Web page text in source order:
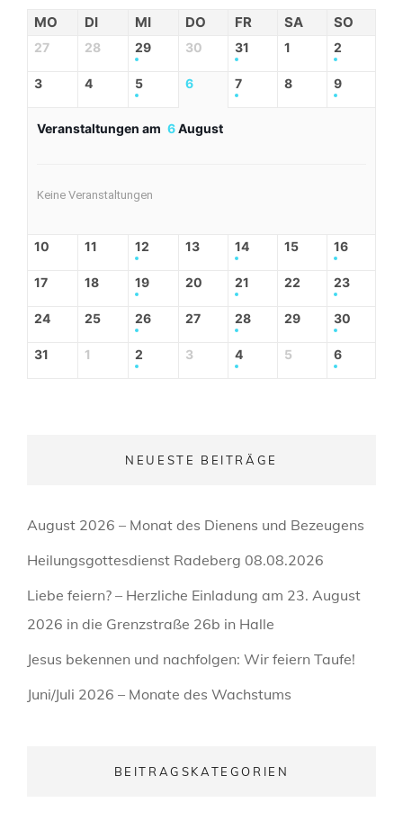
MO DI MI DO FR SA SO
27 28 29 30 31 1 2
3 4 5 6 7 8 9
Veranstaltungen am 6August
Keine Veranstaltungen
10 11 12 13 14 15 16
17 18 19 20 21 22 23
24 25 26 27 28 29 30
31 1 2 3 4 5 6
NEUESTE BEITRÄGE
August 2026 – Monat des Dienens und Bezeugens
Heilungsgottesdienst Radeberg 08.08.2026
Liebe feiern? – Herzliche Einladung am 23. August
2026 in die Grenzstraße 26b in Halle
Jesus bekennen und nachfolgen: Wir feiern Taufe!
Juni/Juli 2026 – Monate des Wachstums
BEITRAGSKATEGORIEN